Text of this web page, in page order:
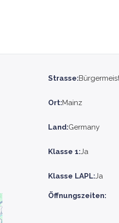
Strasse:
Ort:Mainz
Land:Germany
Klasse 1:Ja
Klasse LAPL:Ja
Öffnungszeiten: